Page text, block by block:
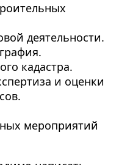
деятельности.
кадастра.
и оценки
мероприятий